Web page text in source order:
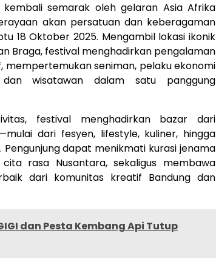
semarak oleh gelaran Asia Afrika
akan persatuan dan keberagaman
18 Oktober 2025. Mengambil lokasi ikonik
Braga, festival menghadirkan pengalaman
mempertemukan seniman, pelaku ekonomi
wisatawan dalam satu panggung
festival menghadirkan bazar dari
dari fesyen, lifestyle, kuliner, hingga
Pengunjung dapat menikmati kurasi jenama
rasa Nusantara, sekaligus membawa
dari komunitas kreatif Bandung dan
dan Pesta Kembang Api Tutup